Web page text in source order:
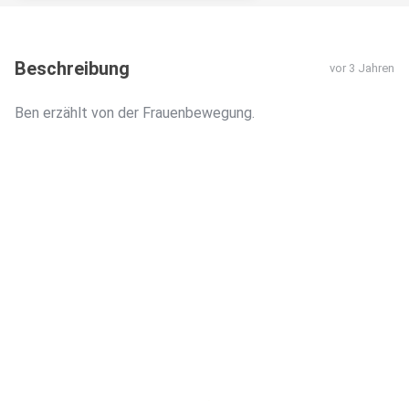
Beschreibung vor 3 Jahren
Ben erzählt von der Frauenbewegung.